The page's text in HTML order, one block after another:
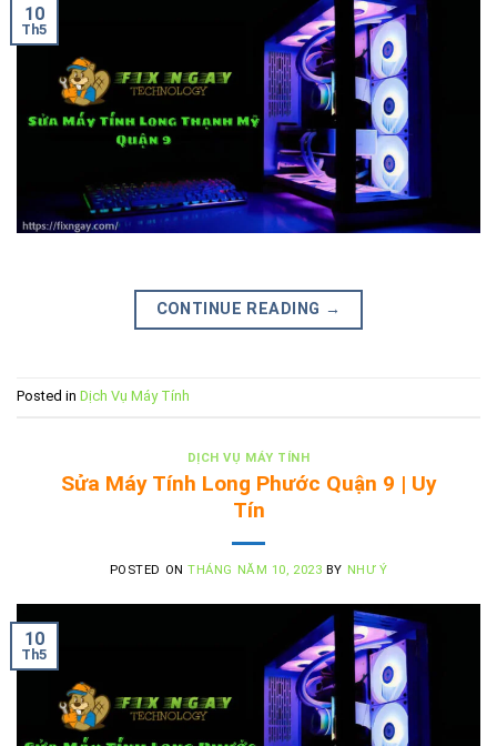
10
Th5
CONTINUE READING →
Posted in Dịch Vụ Máy Tính
DỊCH VỤ MÁY TÍNH
Sửa Máy Tính Long Phước Quận 9 | Uy
Tín
POSTED ONTHÁNG NĂM 10, 2023 BY NHƯ Ý
10
Th5